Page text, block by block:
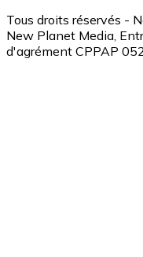
Tous droits réservés -
New Planet Media,
d'agrément CPPAP